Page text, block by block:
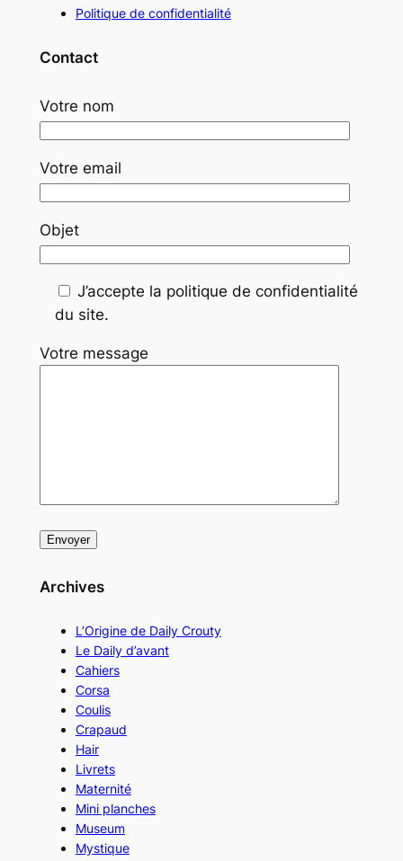
Politique de confidentialité
Contact
Votre nom
Votre email
Objet
J’accepte la politique de confidentialité
du site.
Votre message
Archives
L’Origine de Daily Crouty
Le Daily d’avant
Cahiers
Corsa
Coulis
Crapaud
Hair
Livrets
Maternité
Mini planches
Museum
Mystique